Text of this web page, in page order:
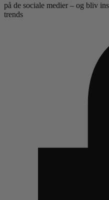
på de sociale medier – og bliv
trends